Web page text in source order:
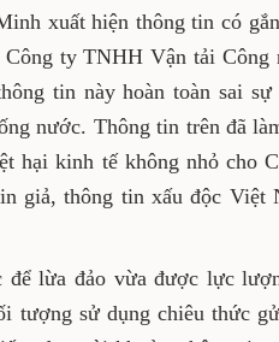
xuất hiện thông tin có
ty TNHH Vận tải
tin này hoàn toàn sai
nước. Thông tin trên đã
hại kinh tế không nhỏ cho
giả, thông tin xấu độc Việt
lừa đảo vừa được lực
tượng sử dụng chiêu thức